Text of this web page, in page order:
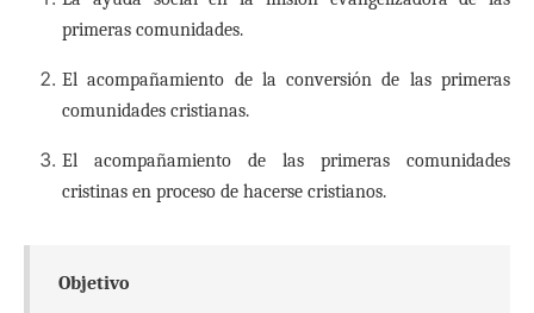
primeras comunidades.
El acompañamiento de la conversión de las primeras
comunidades cristianas.
El acompañamiento de las primeras comunidades
cristinas en proceso de hacerse cristianos.
Objetivo